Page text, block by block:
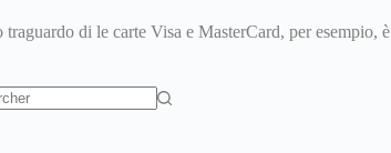
di le carte Visa e MasterCard, per esempio,